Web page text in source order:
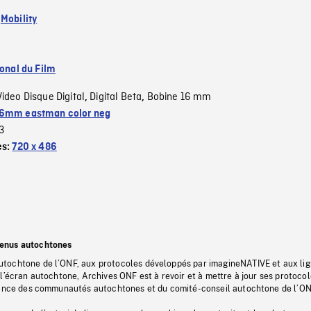
Mobility
du Film
Disque Digital, Digital Beta, Bobine 16 mm
eastman color neg
720 x 486
autochtones
de l’ONF, aux protocoles développés par imagineNATIVE et aux
autochtone, Archives ONF est à revoir et à mettre à jour ses
des communautés autochtones et du comité-conseil autochtone de